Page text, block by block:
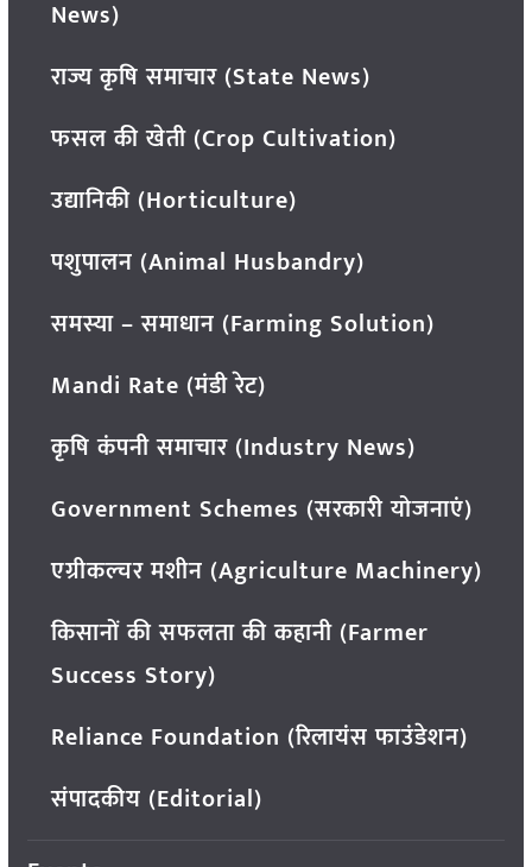
News)
राज्य कृषि समाचार (State News)
फसल की खेती (Crop Cultivation)
उद्यानिकी (Horticulture)
पशुपालन (Animal Husbandry)
समस्या – समाधान (Farming Solution)
Mandi Rate (मंडी रेट)
कृषि कंपनी समाचार (Industry News)
Government Schemes (सरकारी योजनाएं)
एग्रीकल्चर मशीन (Agriculture Machinery)
किसानों की सफलता की कहानी (Farmer
Success Story)
Reliance Foundation (रिलायंस फाउंडेशन)
संपादकीय (Editorial)